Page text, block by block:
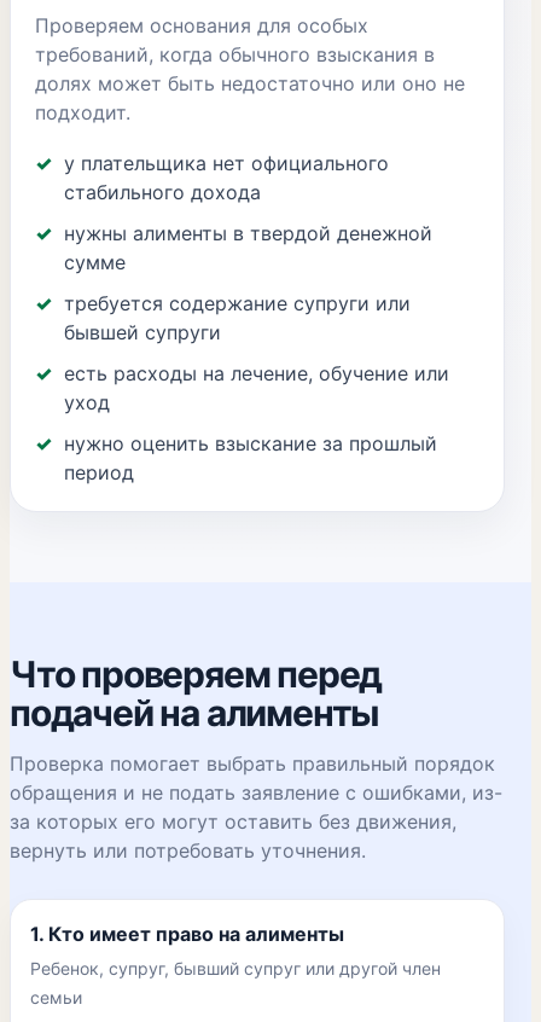
Проверяем основания для особых
требований, когда обычного взыскания в
долях может быть недостаточно или оно не
подходит.
у плательщика нет официального
стабильного дохода
нужны алименты в твердой денежной
сумме
требуется содержание супруги или
бывшей супруги
есть расходы на лечение, обучение или
уход
нужно оценить взыскание за прошлый
период
Что проверяем перед
подачей на алименты
Проверка помогает выбрать правильный порядок
обращения и не подать заявление с ошибками, из-
за которых его могут оставить без движения,
вернуть или потребовать уточнения.
1. Кто имеет право на алименты
Ребенок, супруг, бывший супруг или другой член
семьи